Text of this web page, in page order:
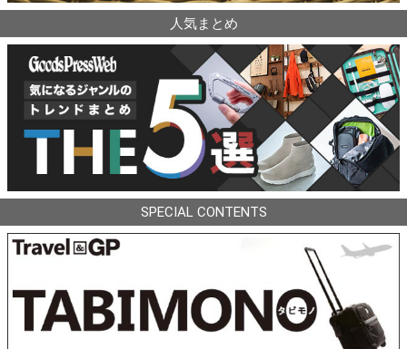
人気まとめ
SPECIAL CONTENTS